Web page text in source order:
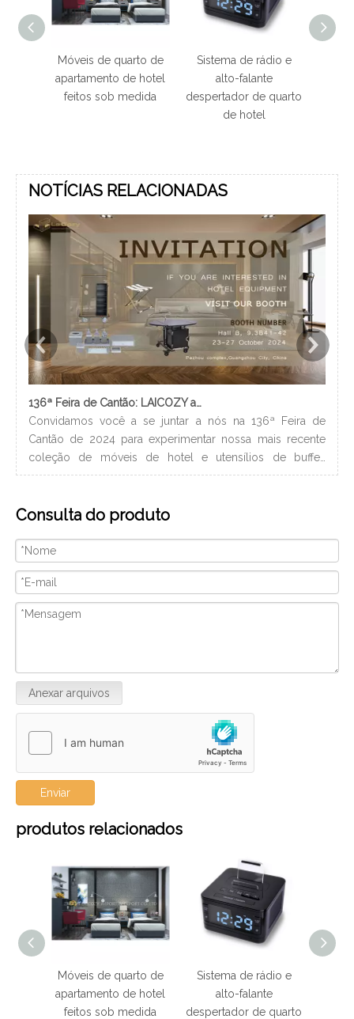
Móveis de quarto de
apartamento de hotel
feitos sob medida
Sistema de rádio e
alto-falante
despertador de quarto
de hotel
NOTÍCIAS RELACIONADAS
136ª Feira de Cantão: LAICOZY apresenta o futuro dos móveis para hotéis e utensílios de buffet
Convidamos você a se juntar a nós na 136ª Feira de
Cantão de 2024 para experimentar nossa mais recente
coleção de móveis de hotel e utensílios de buffet.
Estamos ansiosos para nos conectar com profissionais da
nossa paixão por artesanato de qualidade e design
Consulta do produto
Anexar arquivos
Enviar
produtos relacionados
Móveis de quarto de
apartamento de hotel
feitos sob medida
Sistema de rádio e
alto-falante
despertador de quarto